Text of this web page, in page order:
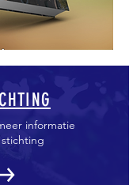
informatie